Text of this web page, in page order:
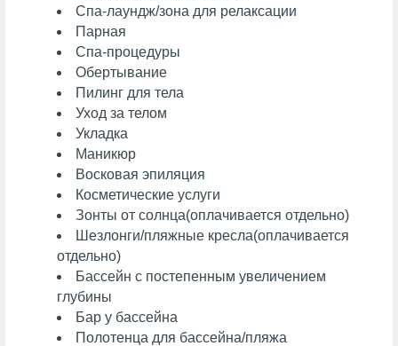
Спа-лаундж/зона для релаксации
Парная
Спа-процедуры
Обертывание
Пилинг для тела
Уход за телом
Укладка
Маникюр
Восковая эпиляция
Косметические услуги
Зонты от солнца(оплачивается отдельно)
Шезлонги/пляжные кресла(оплачивается
отдельно)
Бассейн с постепенным увеличением
глубины
Бар у бассейна
Полотенца для бассейна/пляжа